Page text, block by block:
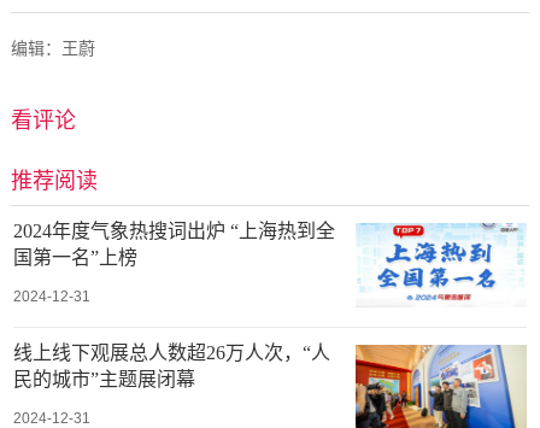
编辑：王蔚
看评论
推荐阅读
2024年度气象热搜词出炉 “上海热到全
国第一名”上榜
2024-12-31
线上线下观展总人数超26万人次，“人
民的城市”主题展闭幕
2024-12-31